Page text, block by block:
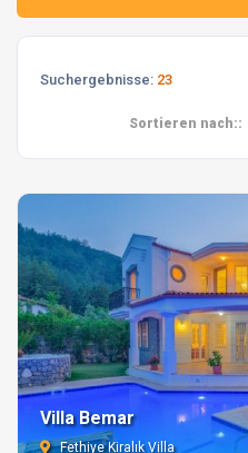
Suchergebnisse: 23
Sortieren nach::
Villa Bemar
Fethiye Kiralık Villa